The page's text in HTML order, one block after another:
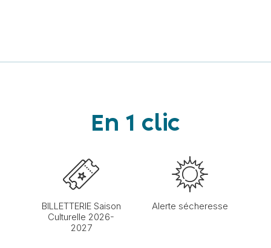
En 1 clic
BILLETTERIE Saison
Culturelle 2026-
2027
Alerte sécheresse